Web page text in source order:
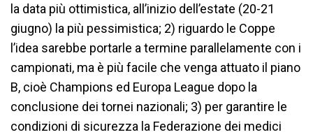
la data più ottimistica, all’inizio dell’estate (20-21
giugno) la più pessimistica; 2) riguardo le Coppe
l’idea sarebbe portarle a termine parallelamente con i
campionati, ma è più facile che venga attuato il piano
B, cioè Champions ed Europa League dopo la
conclusione dei tornei nazionali; 3) per garantire le
condizioni di sicurezza la Federazione dei medici